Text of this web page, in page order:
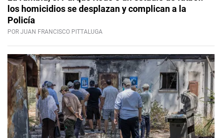
los homicidios se desplazan y complican a la
Policía
POR JUAN FRANCISCO PITTALUGA